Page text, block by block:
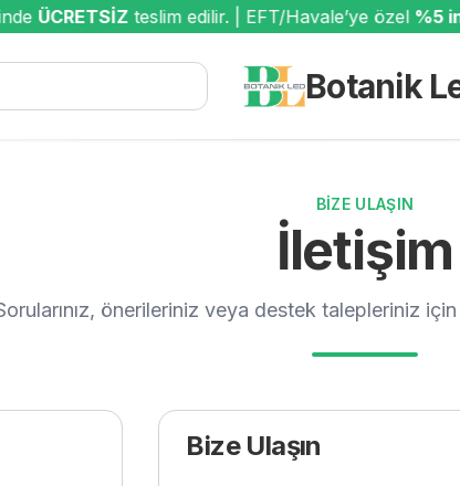
ÜCRETSİZteslim edilir. | EFT/Havale’ye özel%5
Botanik
BIZE ULAŞIN
İletişim
önerileriniz veya destek talepleriniz
Bize Ulaşın